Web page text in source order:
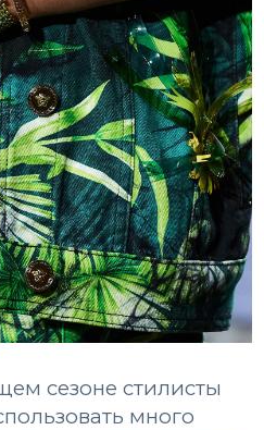
сезоне стилисты
много